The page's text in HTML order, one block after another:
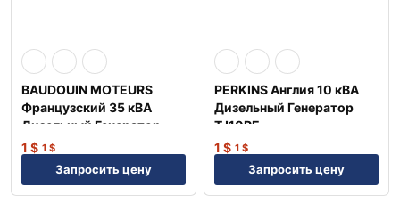
BAUDOUIN MOTEURS
Французский 35 кВА
Дизельный Генератор
TJ35BD
1 $ 1 $
Запросить цену
PERKINS Англия 10 кВА
Дизельный Генератор
TJ10PE
1 $ 1 $
Запросить цену